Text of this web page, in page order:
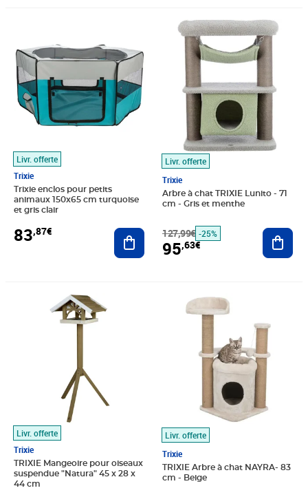
Livr. offerte
Trixie
Trixie enclos pour petits
animaux 150x65 cm turquoise
et gris clair
83,87€ Ajouter au panier
Livr. offerte
Trixie
Arbre à chat TRIXIE Lunito - 71
cm - Gris et menthe
127,99€
Prix barré 127,99€
-25%
95,63€
Prix 95,63€
Livr. offerte
Trixie
TRIXIE Mangeoire pour oiseaux
suspendue "Natura" 45 x 28 x
44 cm
Prix 99,69€
Livr. offerte
Trixie
TRIXIE Arbre à chat NAYRA- 83
cm - Beige
Prix 100,76€